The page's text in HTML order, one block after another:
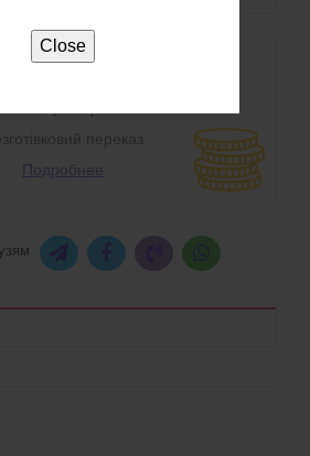
Close
переказ
Подробнее